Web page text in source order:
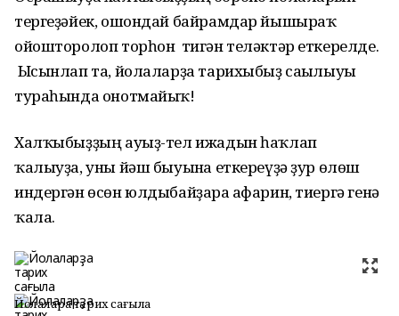
тергеҙәйек, ошондай байрамдар йышыраҡ
ойошторолоп торһон тигән теләктәр еткерелде.
Ысынлап та, йолаларҙа тарихыбыҙ сағылыуы
тураһында онотмайыҡ!
Халҡыбыҙҙың ауыҙ-тел ижадын һаҡлап
ҡалыуҙа, уны йәш быуынға еткереүҙә ҙур өлөш
индергән өсөн юлдыбайҙарға афарин, тиергә генә
ҡала.
Йолаларҙа тарих сағыла